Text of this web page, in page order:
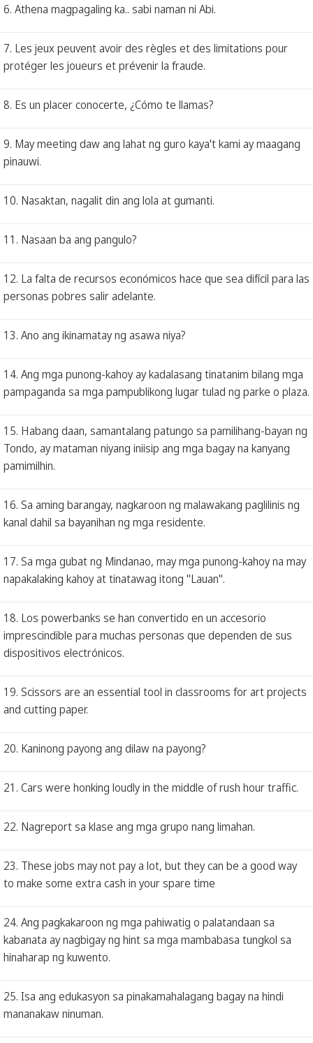
6. Athena magpagaling ka.. sabi naman ni Abi.
7. Les jeux peuvent avoir des règles et des limitations pour
protéger les joueurs et prévenir la fraude.
8. Es un placer conocerte, ¿Cómo te llamas?
9. May meeting daw ang lahat ng guro kaya't kami ay maagang
pinauwi.
10. Nasaktan, nagalit din ang lola at gumanti.
11. Nasaan ba ang pangulo?
12. La falta de recursos económicos hace que sea difícil para las
personas pobres salir adelante.
13. Ano ang ikinamatay ng asawa niya?
14. Ang mga punong-kahoy ay kadalasang tinatanim bilang mga
pampaganda sa mga pampublikong lugar tulad ng parke o plaza.
15. Habang daan, samantalang patungo sa pamilihang-bayan ng
Tondo, ay mataman niyang iniisip ang mga bagay na kanyang
pamimilhin.
16. Sa aming barangay, nagkaroon ng malawakang paglilinis ng
kanal dahil sa bayanihan ng mga residente.
17. Sa mga gubat ng Mindanao, may mga punong-kahoy na may
napakalaking kahoy at tinatawag itong "Lauan".
18. Los powerbanks se han convertido en un accesorio
imprescindible para muchas personas que dependen de sus
dispositivos electrónicos.
19. Scissors are an essential tool in classrooms for art projects
and cutting paper.
20. Kaninong payong ang dilaw na payong?
21. Cars were honking loudly in the middle of rush hour traffic.
22. Nagreport sa klase ang mga grupo nang limahan.
23. These jobs may not pay a lot, but they can be a good way
to make some extra cash in your spare time
24. Ang pagkakaroon ng mga pahiwatig o palatandaan sa
kabanata ay nagbigay ng hint sa mga mambabasa tungkol sa
hinaharap ng kuwento.
25. Isa ang edukasyon sa pinakamahalagang bagay na hindi
mananakaw ninuman.